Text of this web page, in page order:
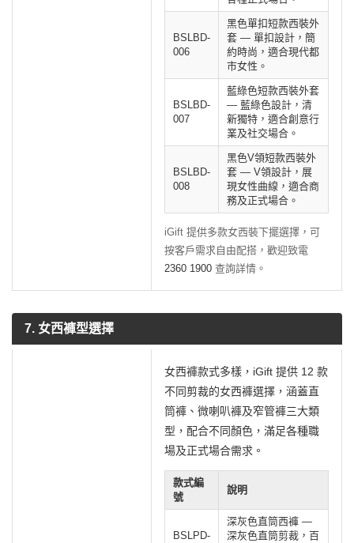
BSLBD-
006
黑色單扣短款西裝外
套 — 單扣設計，簡
約時尚，適合現代都
市女性。
BSLBD-
007
藍綠色短款西裝外套
— 藍綠色設計，清
新獨特，適合創意行
業及社交場合。
BSLBD-
008
黑色V領短款西裝外
套 — V領設計，展
現女性曲線，適合商
務及正式場合。
iGift 提供多款女西裝下擺選擇，可
按客戶需求自由配搭，歡迎致電
2360 1900 查詢詳情。
7. 女西褲型選擇
女西褲款式多樣，iGift 提供 12 款
不同剪裁的女西褲選擇，涵蓋直
筒褲、微喇叭褲及窄管褲三大類
型，配合不同顏色，滿足各種職
場及正式場合需求。
款式編
號
說明
BSLPD-
深灰色直筒西褲 —
深灰色直筒剪裁，百